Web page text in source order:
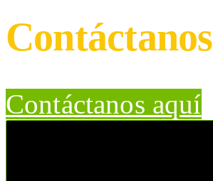
Contáctanos
Contáctanos aquí